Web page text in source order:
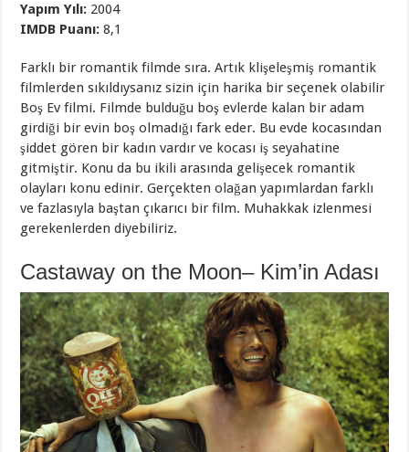
Yapım Yılı: 2004
IMDB Puanı: 8,1
Farklı bir romantik filmde sıra. Artık klişeleşmiş romantik
filmlerden sıkıldıysanız sizin için harika bir seçenek olabilir
Boş Ev filmi. Filmde bulduğu boş evlerde kalan bir adam
girdiği bir evin boş olmadığı fark eder. Bu evde kocasından
şiddet gören bir kadın vardır ve kocası iş seyahatine
gitmiştir. Konu da bu ikili arasında gelişecek romantik
olayları konu edinir. Gerçekten olağan yapımlardan farklı
ve fazlasıyla baştan çıkarıcı bir film. Muhakkak izlenmesi
gerekenlerden diyebiliriz.
Castaway on the Moon– Kim’in Adası